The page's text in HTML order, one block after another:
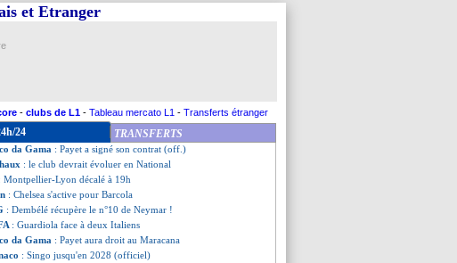
et Etranger
- clubs de L1 - Tableau mercato L1 - Transferts étranger
24 TRANSFERTS
: Pellegrini prêté à la Lazio (officiel)
: une offre reçue pour Castelletto
Saoudite : Griezmann se prononce
da Gama : Payet a signé son contrat (off.)
: le club devrait évoluer en National
: Montpellier-Lyon décalé à 19h
: Chelsea s'active pour Barcola
: Dembélé récupère le n°10 de Neymar !
: Guardiola face à deux Italiens
da Gama : Payet aura droit au Maracana
: Singo jusqu'en 2028 (officiel)